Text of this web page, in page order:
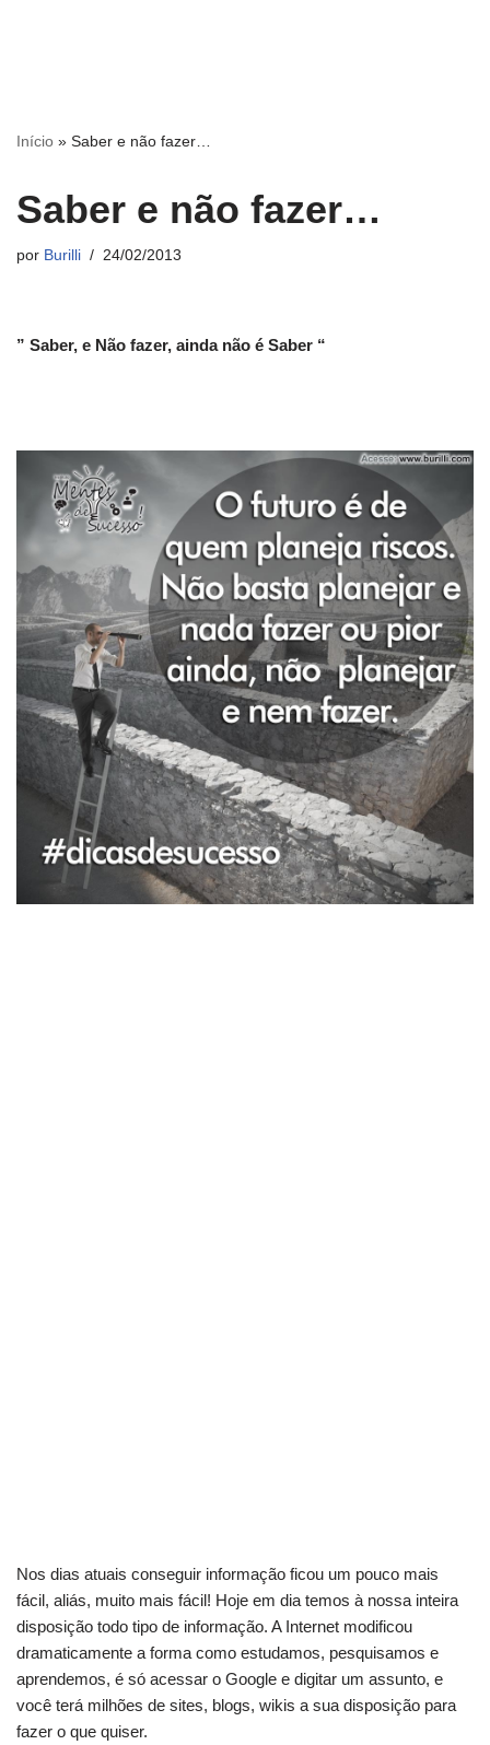
Início » Saber e não fazer…
Saber e não fazer…
por Burilli 24/02/2013
” Saber, e Não fazer, ainda não é Saber “
Nos dias atuais conseguir informação ficou um pouco mais
fácil, aliás, muito mais fácil! Hoje em dia temos à nossa inteira
disposição todo tipo de informação. A Internet modificou
dramaticamente a forma como estudamos, pesquisamos e
aprendemos, é só acessar o Google e digitar um assunto, e
você terá milhões de sites, blogs, wikis a sua disposição para
fazer o que quiser.